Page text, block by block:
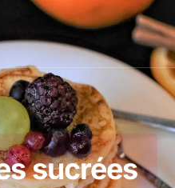
sucrées